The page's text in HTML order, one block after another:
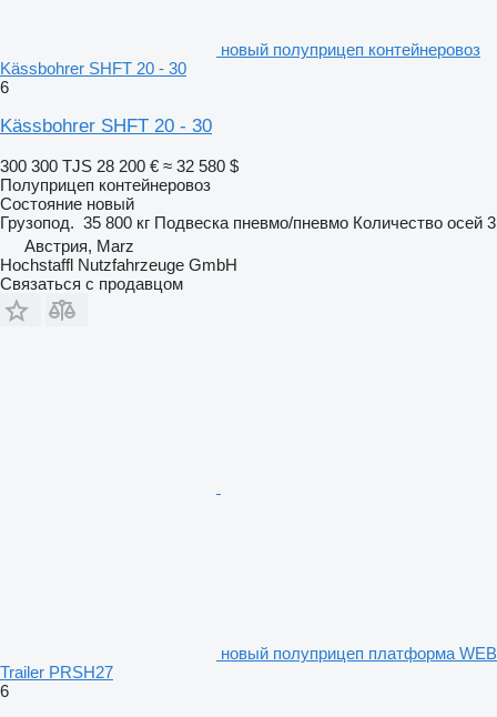
новый полуприцеп контейнеровоз
Kässbohrer SHFT 20 - 30
6
Kässbohrer SHFT 20 - 30
300 300 TJS 28 200 € ≈ 32 580 $
Полуприцеп контейнеровоз
Состояние новый
Грузопод. 35 800 кг Подвеска пневмо/пневмо Количество осей 3
Австрия, Marz
Hochstaffl Nutzfahrzeuge GmbH
Связаться с продавцом
новый полуприцеп платформа WEB
Trailer PRSH27
6